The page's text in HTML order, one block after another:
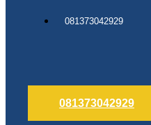
081373042929
081373042929